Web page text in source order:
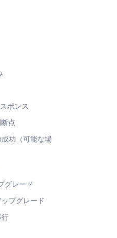
ポンス
点
功（可能な場
グレード
プグレード